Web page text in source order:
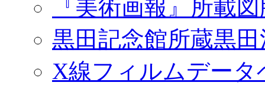
『美術画報』所載
黒田記念館所蔵黒
X線フィルムデータ